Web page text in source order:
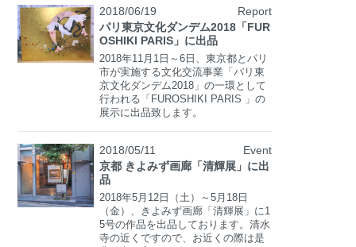
Report
2018/06/19
パリ東京文化ダンデム2018「FUR
OSHIKI PARIS」に出品
2018年11月1日～6日、東京都とパリ
市が実施する文化交流事業「パリ東
京文化ダンデム2018」の一環として
行われる「FUROSHIKI PARIS 」の
展示に出品致します。
Event
2018/05/11
京都 きよみず画廊「清輝展」に出
品
2018年5月12日（土）～5月18日
（金）、きよみず画廊「清輝展」に1
5号の作品を出品しております。清水
寺の近くですので、お近くの際は是